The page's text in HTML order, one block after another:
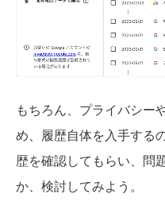
もちろん、プライバシー
め、履歴自体を入手する
歴を確認してもらい、問
か、検討してみよう。